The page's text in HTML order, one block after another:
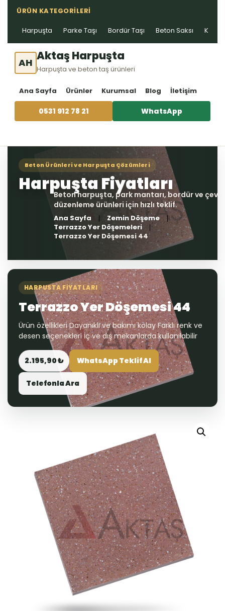
ÜRÜN KATEGORILERI
Harpuşta Parke Taşı Bordür Taşı Beton Saksı Kablo
AH Aktaş Harpuşta
Harpuşta ve beton taş ürünleri
Ana Sayfa Ürünler Kurumsal Blog İletişim
0531 912 78 21 WhatsApp
Ana Sayfa
Zemin Döşeme
Terrazzo Yer Döşemeleri
Terrazzo Yer Döşemesi 44
HARPUSTA FIYATLARI
Terrazzo Yer Döşemesi 44
Ürün özellikleri Dayanıklı ve bakımı kolay Farklı renk ve
desen seçenekleri İç ve dış mekanlarda kullanılabilir
2.195,90 ₺ WhatsApp Teklif Al
Telefonla Ara